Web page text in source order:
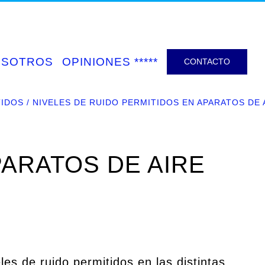
OPINIONES ***** CONTACTO
NIVELES DE RUIDO PERMITIDOS EN APARATOS DE
DE AIRE
de ruido permitidos en las distintas